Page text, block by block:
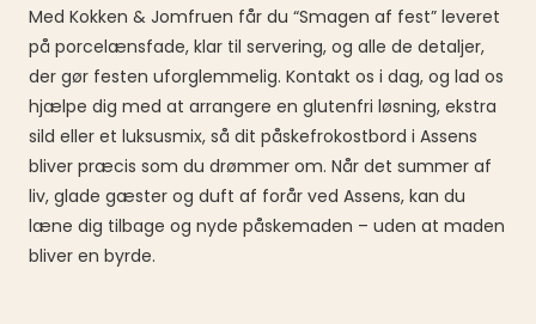
Med Kokken & Jomfruen får du “Smagen af fest” leveret
på porcelænsfade, klar til servering, og alle de detaljer,
der gør festen uforglemmelig. Kontakt os i dag, og lad os
hjælpe dig med at arrangere en glutenfri løsning, ekstra
sild eller et luksusmix, så dit påskefrokostbord i Assens
bliver præcis som du drømmer om. Når det summer af
liv, glade gæster og duft af forår ved Assens, kan du
læne dig tilbage og nyde påskemaden – uden at maden
bliver en byrde.